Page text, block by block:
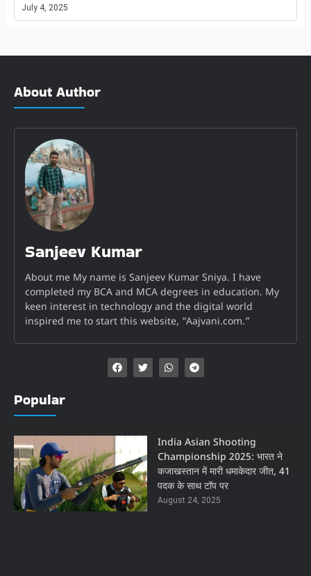
July 4, 2025
About Author
Sanjeev Kumar
About me My name is Sanjeev Kumar Sniya. I have
completed my BCA and MCA degrees in education. My
keen interest in technology and the digital world
inspired me to start this website, “Aajvani.com.”
Popular
India Asian Shooting
Championship 2025: भारत ने
कजाखस्तान में मारी धमाकेदार जीत, 41
पदक के साथ टॉप पर
August 24, 2025